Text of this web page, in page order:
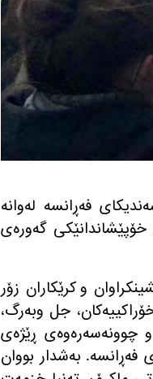
سه‌ندیكای فه‌ڕانسه‌ له‌وانه‌
گه‌وره‌ی
و كرێكاران زۆر
خۆراكییه‌كان، جل وبه‌رگ،
بووه‌ته‌وه‌. گرانی و چوونه‌سه‌ره‌وه‌ی ڕێژه‌ی
به‌شدار بووان